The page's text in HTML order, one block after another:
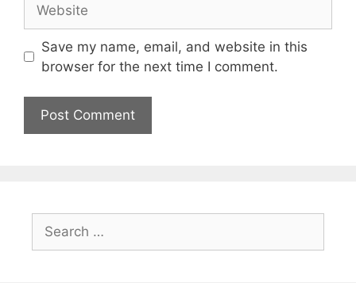
Save my name, email, and website in this
browser for the next time I comment.